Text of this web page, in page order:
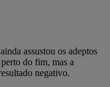
assustou os adeptos
do fim, mas a
negativo.